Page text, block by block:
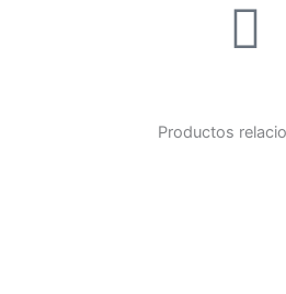
Productos